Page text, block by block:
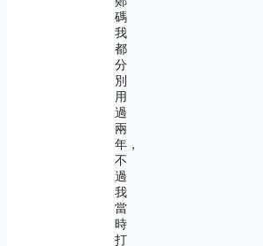
碼
我
都
分
別
用
過
兩
年，
不
過
我
當
時
打